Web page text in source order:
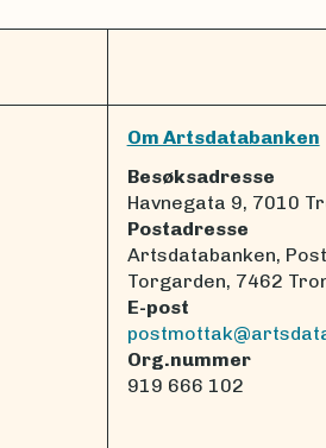
Om Artsdatabanken
Besøksadresse
Havnegata 9, 7010
Postadresse
Artsdatabanken,
Torgarden, 7462
E-post
Org.nummer
919 666 102